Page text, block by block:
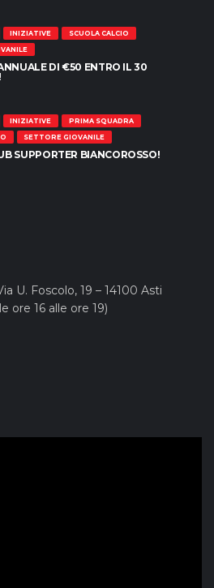
INIZIATIVE
SCUOLA CALCIO
DI €50 ENTRO IL 30
INIZIATIVE
PRIMA SQUADRA
SETTORE GIOVANILE
SUPPORTER BIANCOROSSO!
U. Foscolo, 19 – 14100 Asti
ore 16 alle ore 19)